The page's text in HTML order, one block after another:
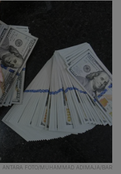
ANTARA FOTO/MUHAMMAD ADIMAJA/BAR